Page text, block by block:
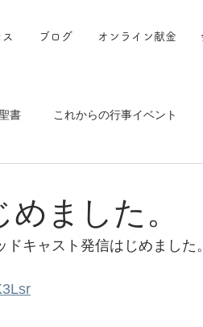
ブログ オンライン献金
書 これからの行事イベント
ました。
キャスト発信はじめました。